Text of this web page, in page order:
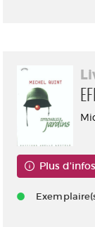
Plus d'infos